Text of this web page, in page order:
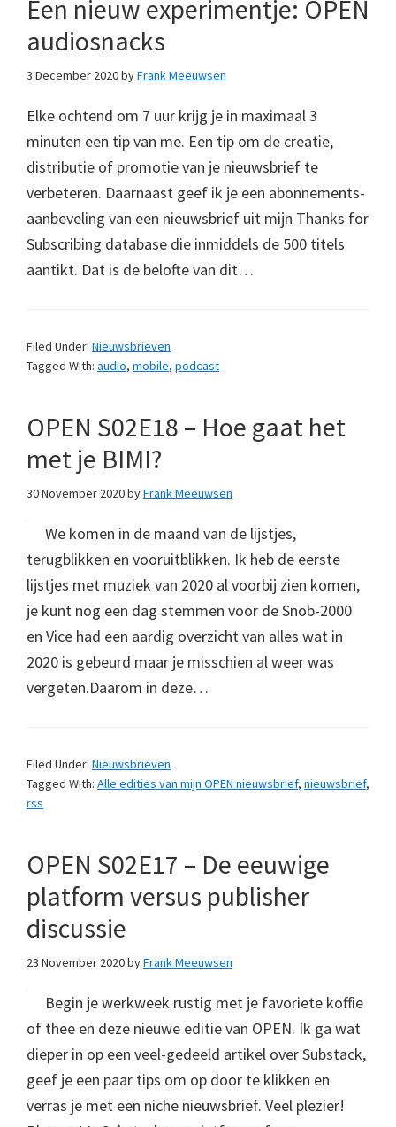
Een nieuw experimentje: OPEN
audiosnacks
3 December 2020byFrank Meeuwsen
Elke ochtend om 7 uur krijg je in maximaal 3
minuten een tip van me. Een tip om de creatie,
distributie of promotie van je nieuwsbrief te
verbeteren. Daarnaast geef ik je een abonnements-
aanbeveling van een nieuwsbrief uit mijn Thanks for
Subscribing database die inmiddels de 500 titels
aantikt. Dat is de belofte van dit…
Filed Under: Nieuwsbrieven
Tagged With: audio, mobile, podcast
OPEN S02E18 – Hoe gaat het
met je BIMI?
30 November 2020byFrank Meeuwsen
We komen in de maand van de lijstjes,
terugblikken en vooruitblikken. Ik heb de eerste
lijstjes met muziek van 2020 al voorbij zien komen,
je kunt nog een dag stemmen voor de Snob-2000
en Vice had een aardig overzicht van alles wat in
2020 is gebeurd maar je misschien al weer was
vergeten.Daarom in deze…
Filed Under: Nieuwsbrieven
Tagged With: Alle edities van mijn OPEN nieuwsbrief, nieuwsbrief,
rss
OPEN S02E17 – De eeuwige
platform versus publisher
discussie
23 November 2020byFrank Meeuwsen
Begin je werkweek rustig met je favoriete koffie
of thee en deze nieuwe editie van OPEN. Ik ga wat
dieper in op een veel-gedeeld artikel over Substack,
geef je een paar tips om op door te klikken en
verras je met een niche nieuwsbrief. Veel plezier!